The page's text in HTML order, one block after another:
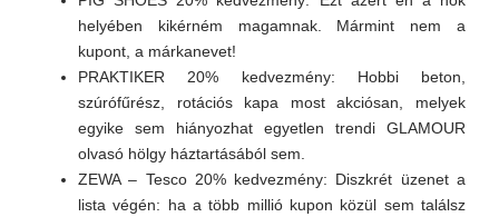
helyében kikérném magamnak. Mármint nem a
kupont, a márkanevet!
PRAKTIKER 20% kedvezmény: Hobbi beton,
szúrófűrész, rotációs kapa most akciósan, melyek
egyike sem hiányozhat egyetlen trendi GLAMOUR
olvasó hölgy háztartásából sem.
ZEWA – Tesco 20% kedvezmény: Diszkrét üzenet a
lista végén: ha a több millió kupon közül sem találsz